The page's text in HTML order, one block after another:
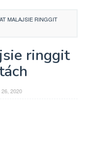
MALAJSIE RINGGIT
ringgit
2020